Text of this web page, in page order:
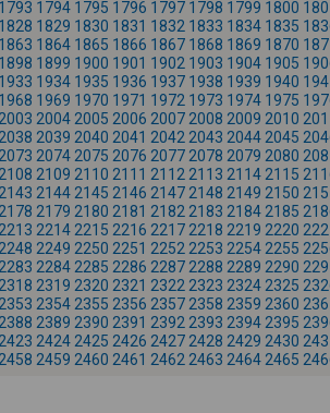
1793 1794 1795 1796 1797 1798 1799 1800
1828 1829 1830 1831 1832 1833 1834 1835
1863 1864 1865 1866 1867 1868 1869 1870
1898 1899 1900 1901 1902 1903 1904 1905
1933 1934 1935 1936 1937 1938 1939 1940
1968 1969 1970 1971 1972 1973 1974 1975
2003 2004 2005 2006 2007 2008 2009 2010
2038 2039 2040 2041 2042 2043 2044 2045
2073 2074 2075 2076 2077 2078 2079 2080
2108 2109 2110 2111 2112 2113 2114 2115
2143 2144 2145 2146 2147 2148 2149 2150
2178 2179 2180 2181 2182 2183 2184 2185
2213 2214 2215 2216 2217 2218 2219 2220
2248 2249 2250 2251 2252 2253 2254 2255
2283 2284 2285 2286 2287 2288 2289 2290
2318 2319 2320 2321 2322 2323 2324 2325
2353 2354 2355 2356 2357 2358 2359 2360
2388 2389 2390 2391 2392 2393 2394 2395
2423 2424 2425 2426 2427 2428 2429 2430
2458 2459 2460 2461 2462 2463 2464 2465